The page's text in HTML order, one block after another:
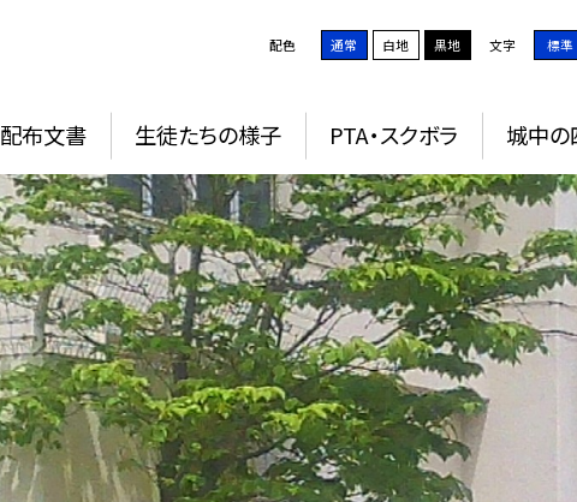
配色 通常 白地 黒地 文字 標準
配布文書 生徒たちの様子 PTA・スクボラ 城中の